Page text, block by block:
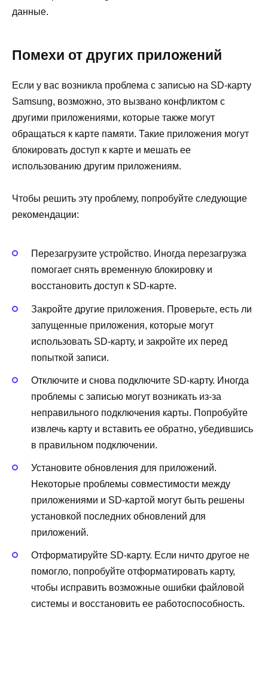
данные.
Помехи от других приложений
Если у вас возникла проблема с записью на SD-карту
Samsung, возможно, это вызвано конфликтом с
другими приложениями, которые также могут
обращаться к карте памяти. Такие приложения могут
блокировать доступ к карте и мешать ее
использованию другим приложениям.
Чтобы решить эту проблему, попробуйте следующие
рекомендации:
Перезагрузите устройство. Иногда перезагрузка
помогает снять временную блокировку и
восстановить доступ к SD-карте.
Закройте другие приложения. Проверьте, есть ли
запущенные приложения, которые могут
использовать SD-карту, и закройте их перед
попыткой записи.
Отключите и снова подключите SD-карту. Иногда
проблемы с записью могут возникать из-за
неправильного подключения карты. Попробуйте
извлечь карту и вставить ее обратно, убедившись
в правильном подключении.
Установите обновления для приложений.
Некоторые проблемы совместимости между
приложениями и SD-картой могут быть решены
установкой последних обновлений для
приложений.
Отформатируйте SD-карту. Если ничто другое не
помогло, попробуйте отформатировать карту,
чтобы исправить возможные ошибки файловой
системы и восстановить ее работоспособность.